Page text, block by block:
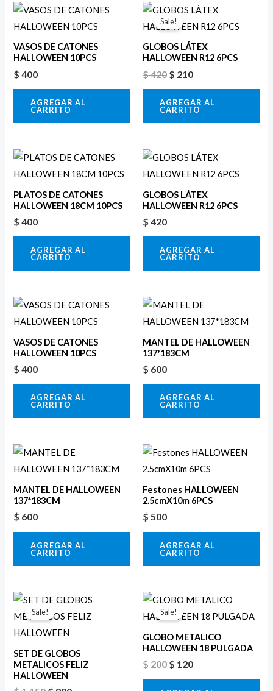
VASOS DE CATONES
HALLOWEEN 10PCS
$ 400
AGREGAR AL
CARRITO
Sale!
GLOBOS LÁTEX
HALLOWEEN R12 6PCS
$420
El
precio
original
era:
$ 420.
$ 210
El
actual
es:
$ 210.
AGREGAR AL
CARRITO
PLATOS DE CATONES
HALLOWEEN 18CM 10PCS
$ 400
AGREGAR AL
CARRITO
GLOBOS LÁTEX
HALLOWEEN R12 6PCS
$ 420
AGREGAR AL
CARRITO
VASOS DE CATONES
HALLOWEEN 10PCS
$ 400
AGREGAR AL
CARRITO
MANTEL DE HALLOWEEN
137*183CM
$ 600
AGREGAR AL
CARRITO
MANTEL DE HALLOWEEN
137*183CM
$ 600
AGREGAR AL
CARRITO
Festones HALLOWEEN
2.5cmX10m 6PCS
$ 500
AGREGAR AL
CARRITO
Sale!
SET DE GLOBOS
METALICOS FELIZ
HALLOWEEN
El
precio
original
era:
El
actual
Sale!
GLOBO METALICO
HALLOWEEN 18 PULGADA
$200
El
precio
original
era:
$ 200.
$ 120
El
actual
es:
$ 120.